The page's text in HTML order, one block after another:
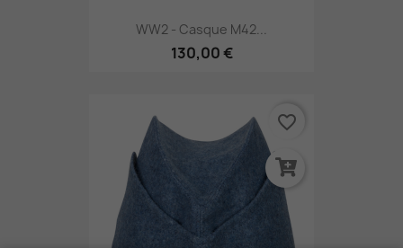
WW2 - Casque M42...
130,00 €
favorite_border